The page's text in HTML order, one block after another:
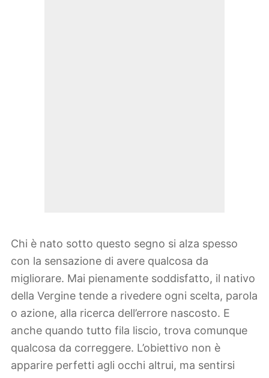
Chi è nato sotto questo segno si alza spesso
con la sensazione di avere qualcosa da
migliorare. Mai pienamente soddisfatto, il nativo
della Vergine tende a rivedere ogni scelta, parola
o azione, alla ricerca dell’errore nascosto. E
anche quando tutto fila liscio, trova comunque
qualcosa da correggere. L’obiettivo non è
apparire perfetti agli occhi altrui, ma sentirsi